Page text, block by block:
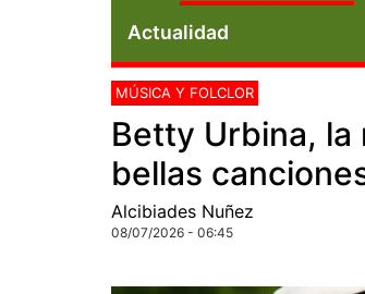
Actualidad
MÚSICA Y FOLCLOR
Betty Urbina, la
bellas
Alcibiades Nuñez
08/07/2026 - 06:45